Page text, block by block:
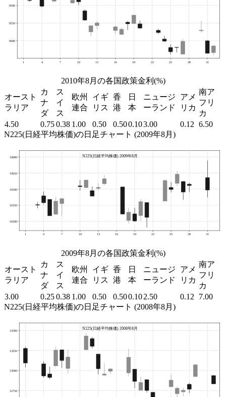
2010年8月の各国政策金利(%)
オースト
ラリア
カ
ナ
ダ
ス
イ
ス
欧州
連合
イギ
リス
香
港
日
本
ニュージ
ーランド
アメ
リカ
南ア
フリ
カ
4.50
0.750.38 1.00 0.50 0.500.103.00 0.12 6.50
N225(日経平均株価)の日足チャート (2009年8月)
2009年8月の各国政策金利(%)
オースト
ラリア
カ
ナ
ダ
ス
イ
ス
欧州
連合
イギ
リス
香
港
日
本
ニュージ
ーランド
アメ
リカ
南ア
フリ
カ
3.00
0.250.38 1.00 0.50 0.500.102.50 0.12
7.00
N225(日経平均株価)の日足チャート (2008年8月)